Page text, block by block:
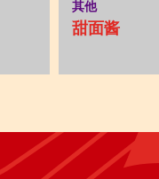
其他
甜面酱